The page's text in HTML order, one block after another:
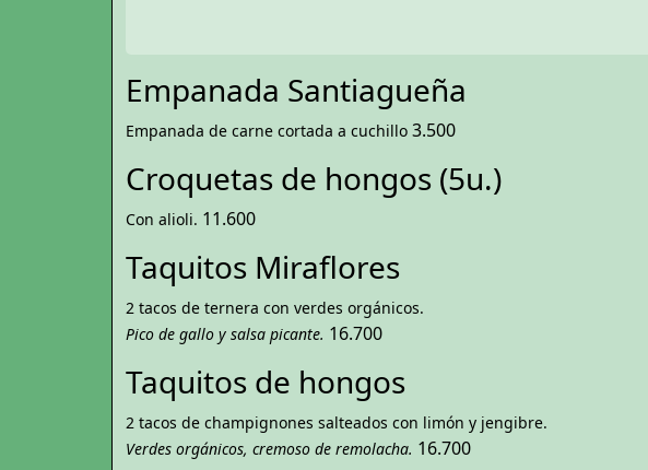
Empanada Santiagueña
Empanada de carne cortada a cuchillo 3.500
Croquetas de hongos (5u.)
Con alioli. 11.600
Taquitos Miraflores
2 tacos de ternera con verdes orgánicos.
Pico de gallo y salsa picante. 16.700
Taquitos de hongos
2 tacos de champignones salteados con limón y jengibre.
Verdes orgánicos, cremoso de remolacha. 16.700